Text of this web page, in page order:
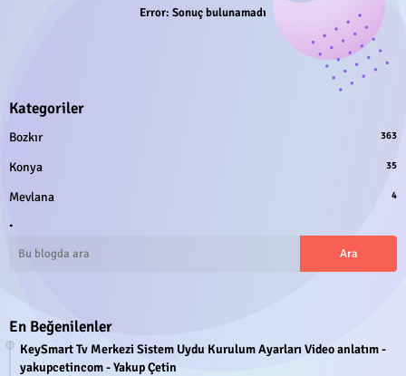
Error: Sonuç bulunamadı
Kategoriler
Bozkır 363
Konya 35
Mevlana 4
.
En Beğenilenler
KeySmart Tv Merkezi Sistem Uydu Kurulum Ayarları Video anlatım -
yakupcetincom - Yakup Çetin